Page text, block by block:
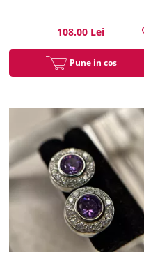
108.00 Lei
Pune in cos